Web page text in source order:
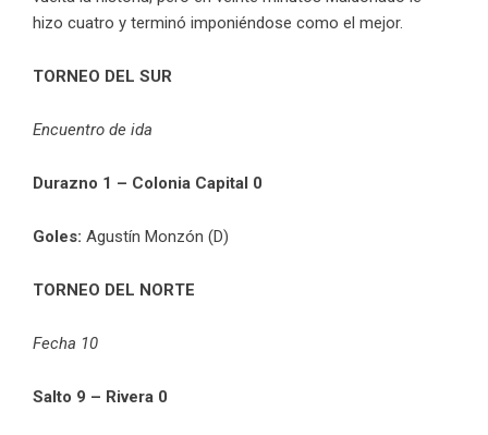
hizo cuatro y terminó imponiéndose como el mejor.
TORNEO DEL SUR
Encuentro de ida
Durazno 1 – Colonia Capital 0
Goles: Agustín Monzón (D)
TORNEO DEL NORTE
Fecha 10
Salto 9 – Rivera 0